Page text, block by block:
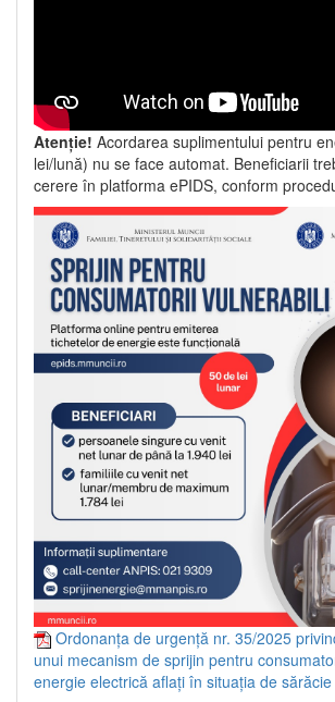
Atenție! Acordarea suplimentului pentru
lei/lună) nu se face automat. Beneficiarii
cerere în platforma ePIDS, conform
Ordonanța de urgență nr. 35/2025
unui mecanism de sprijin pentru
energie electrică aflați în situația de